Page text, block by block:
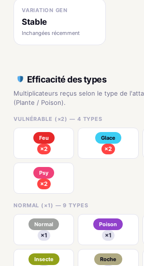
VARIATION GEN
Stable
Inchangées récemment
Efficacité des types
Multiplicateurs reçus selon le type de
(Plante / Poison).
VULNÉRABLE (×2) — 4 TYPES
Feu
×2
Glace
×2
Psy
×2
NORMAL (×1) — 9 TYPES
Normal
×1
Poison
×1
Insecte Roche